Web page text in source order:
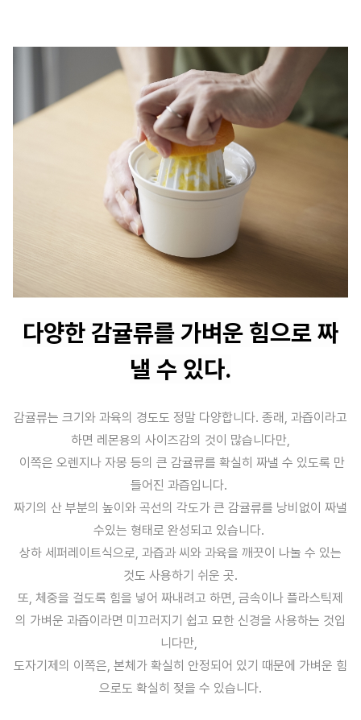
다양한 감귤류를 가벼운 힘으로 짜
낼 수 있다.
감귤류는 크기와 과육의 경도도 정말 다양합니다. 종래, 과즙이라고
하면 레몬용의 사이즈감의 것이 많습니다만,
이쪽은 오렌지나 자몽 등의 큰 감귤류를 확실히 짜낼 수 있도록 만
들어진 과즙입니다.
짜기의 산 부분의 높이와 곡선의 각도가 큰 감귤류를 낭비없이 짜낼
수있는 형태로 완성되고 있습니다.
상하 세퍼레이트식으로, 과즙과 씨와 과육을 깨끗이 나눌 수 있는
것도 사용하기 쉬운 곳.
또, 체중을 걸도록 힘을 넣어 짜내려고 하면, 금속이나 플라스틱제
의 가벼운 과즙이라면 미끄러지기 쉽고 묘한 신경을 사용하는 것입
니다만,
도자기제의 이쪽은, 본체가 확실히 안정되어 있기 때문에 가벼운 힘
으로도 확실히 젖을 수 있습니다.